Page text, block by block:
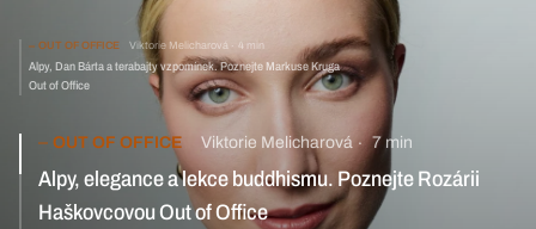
OUT OF OFFICE Viktorie Melicharová 4 min
Alpy, Dan Bárta a terabajty vzpomínek. Poznejte Markuse Kruga
Out of Office
OUT OF OFFICE Viktorie Melicharová 7 min
Alpy, elegance a lekce buddhismu. Poznejte Rozárii
Haškovcovou Out of Office